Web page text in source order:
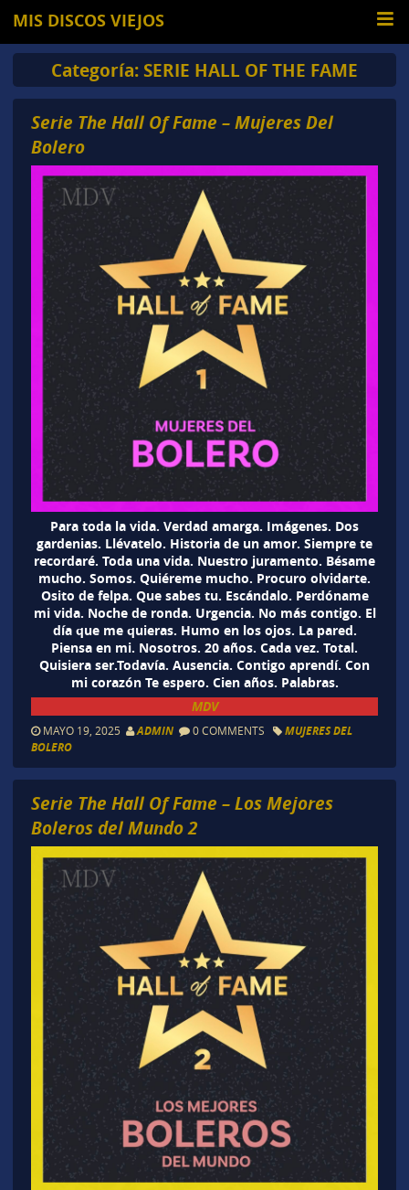
MIS DISCOS VIEJOS
Categoría: SERIE HALL OF THE FAME
Serie The Hall Of Fame – Mujeres Del
Bolero
Para toda la vida. Verdad amarga. Imágenes. Dos
gardenias. Llévatelo. Historia de un amor. Siempre te
recordaré. Toda una vida. Nuestro juramento. Bésame
mucho. Somos. Quiéreme mucho. Procuro olvidarte.
Osito de felpa. Que sabes tu. Escándalo. Perdóname
mi vida. Noche de ronda. Urgencia. No más contigo. El
día que me quieras. Humo en los ojos. La pared.
Piensa en mi. Nosotros. 20 años. Cada vez. Total.
Quisiera ser.Todavía. Ausencia. Contigo aprendí. Con
mi corazón Te espero. Cien años. Palabras.
MDV
MAYO 19, 2025 ADMIN 0 COMMENTS
MUJERES DEL
BOLERO
Serie The Hall Of Fame – Los Mejores
Boleros del Mundo 2